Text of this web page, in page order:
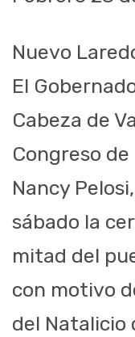
Nuevo
El
Cabeza de
Congreso
Nancy
sábado la
mitad del
con motivo
del Natalicio